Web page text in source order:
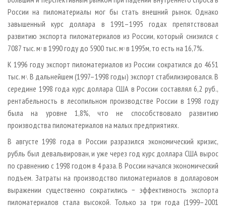
России на пиломатериалы мог бы стать внешний рынок. Однако
завышенный курс доллара в 1991–1995 годах препятствовал
развитию экспорта пиломатериалов из России, который снизился с
7087 тыс. м 3 в 1990 году до 5900 тыс. м 3 в 1995­м, то есть на 16,7%.
К 1996 году экспорт пиломатериалов из России сократился до 4651
тыс. м 3. В дальнейшем (1997–1998 годы) экспорт стабилизировался. В
середине 1998 года курс доллара США в России составлял 6,2 руб.,
рентабельность в лесопильном производстве России в 1998 году
была на уровне 1,8%, что не способствовало развитию
производства пиломатериалов на малых предприятиях.
В августе 1998 года в России разразился экономический кризис,
рубль был девальвирован, и уже через год курс доллара США вырос
по сравнению с 1998 годом в 4 раза. В России начался экономический
подъем. Затраты на производство пиломатериалов в долларовом
выражении существенно сократились − эффективность экспорта
пиломатериалов стала высокой. Только за три года (1999–2001